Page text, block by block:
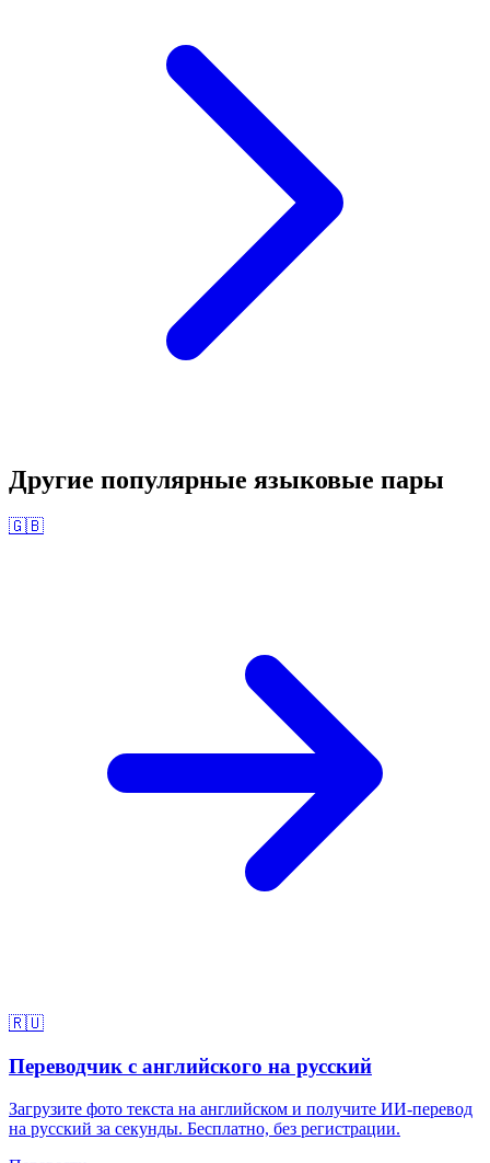
Другие популярные языковые пары
🇬🇧
🇷🇺
Переводчик с английского на русский
Загрузите фото текста на английском и получите ИИ-перевод
на русский за секунды. Бесплатно, без регистрации.